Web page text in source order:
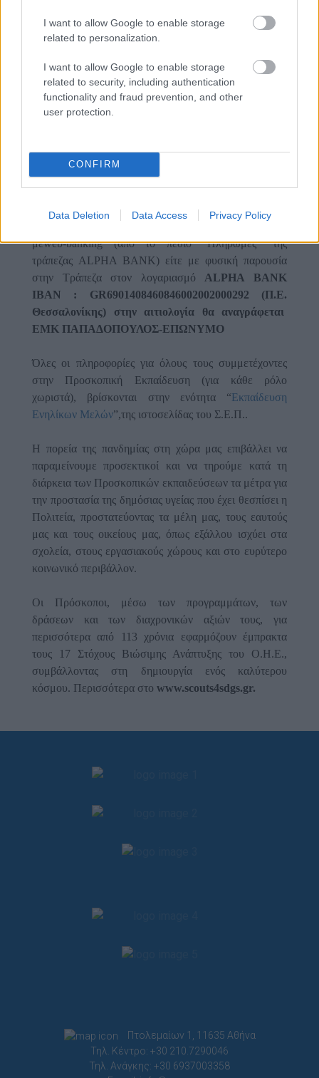
I want to allow Google to enable storage
related to personalization.
I want to allow Google to enable storage
related to security, including authentication
functionality and fraud prevention, and other
user protection.
CONFIRM
Data Deletion Data Access Privacy Policy
από το προϊστάμενο Ενήλικο Στέλεχος (ΑΣ, ΠΕ) μέσω
του ηλεκτρονικού συστήματος e-sep, οι οδηγίες
μπορείτε να τις βρείτεεδώ.Σε περίπτωση που ο
εκπαιδευόμενος δε διαθέτει λογαριασμό στο
ηλεκτρονικό σύστημα e-sep, τις σχετικές οδηγίες
Η αίτηση συμμετοχής στην εκπαιδευτική ενότητα, θα
γίνεται αποδεκτή μόνο με την καταβολή της
οικονομικής συμμετοχής στον τραπεζικό λογαριασμό.
Οι ενδιαφερόμενοι Βαθμοφόροι καταβάλλούν το ποσό
μεweb-banking (από το πεδίο "Πληρωμές" της
τράπεζας ALPHA BANK) είτε με φυσική παρουσία
στην Τράπεζα στον λογαριασμό ALPHA BANK
IBAN : GR6901408460846002002000292 (Π.Ε.
Θεσσαλονίκης) στην αιτιολογία θα αναγράφεται
ΕΜΚ ΠΑΠΑΔΟΠΟΥΛΟΣ-ΕΠΩΝΥΜΟ
Όλες οι πληροφορίες για όλους τους συμμετέχοντες
στην Προσκοπική Εκπαίδευση (για κάθε ρόλο
χωριστά), βρίσκονται στην ενότητα “Εκπαίδευση
Ενηλίκων Μελών”,της ιστοσελίδας του Σ.Ε.Π..
Η πορεία της πανδημίας στη χώρα μας επιβάλλει να
παραμείνουμε προσεκτικοί και να τηρούμε κατά τη
διάρκεια των Προσκοπικών εκπαιδεύσεων τα μέτρα για
την προστασία της δημόσιας υγείας που έχει θεσπίσει η
Πολιτεία, προστατεύοντας τα μέλη μας, τους εαυτούς
μας και τους οικείους μας, όπως εξάλλου ισχύει στα
σχολεία, στους εργασιακούς χώρους και στο ευρύτερο
κοινωνικό περιβάλλον.
Οι Πρόσκοποι, μέσω των προγραμμάτων, των
δράσεων και των διαχρονικών αξιών τους, για
περισσότερα από 113 χρόνια εφαρμόζουν έμπρακτα
τους 17 Στόχους Βιώσιμης Ανάπτυξης του Ο.Η.Ε.,
συμβάλλοντας στη δημιουργία ενός καλύτερου
κόσμου. Περισσότερα στο www.scouts4sdgs.gr.
Πτολεμαίων 1, 11635 Αθήνα
Τηλ. Κέντρο: +30 210.7290046
Τηλ. Ανάγκης: +30 6937003358